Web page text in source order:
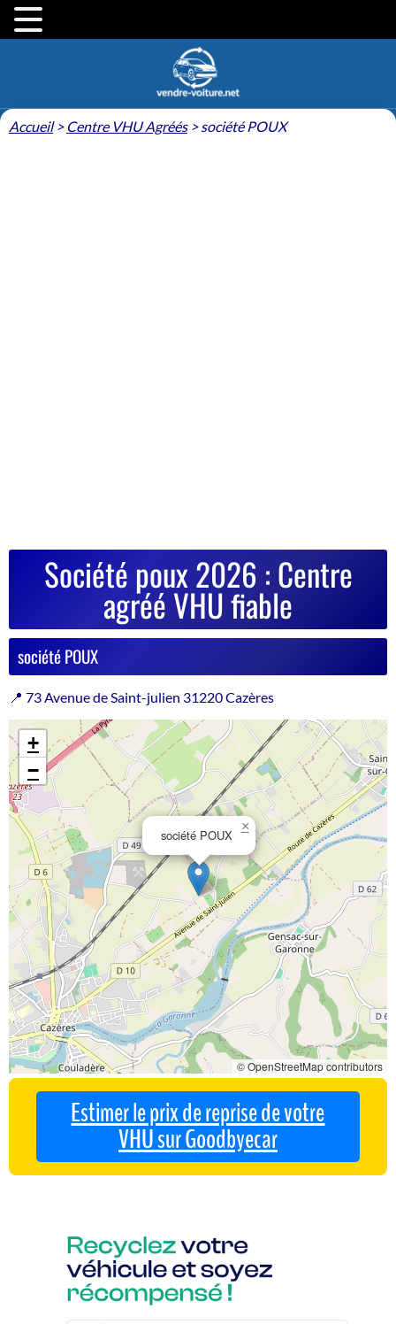
Accueil> Centre VHU Agréés> société POUX
Société poux 2026 : Centre
agréé VHU fiable
société POUX
📍 73 Avenue de Saint-julien 31220 Cazères
société POUX
×
+
−
© OpenStreetMap contributors
Estimer le prix de reprise de votre
VHU sur Goodbyecar